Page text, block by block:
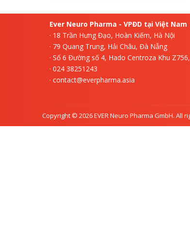
Ever Neuro Pharma - VPĐD tại Việt Nam
· 18 Trần Hưng Đạo, Hoàn Kiếm, Hà Nội
· 79 Quang Trung, Hải Châu, Đà Nẵng
· Số 6 Đường số 4, Hado Centroza Khu
· 024 38251243
· contact@everpharma.asia
Copyright © 2026 EVER Neuro Pharma GmbH. All